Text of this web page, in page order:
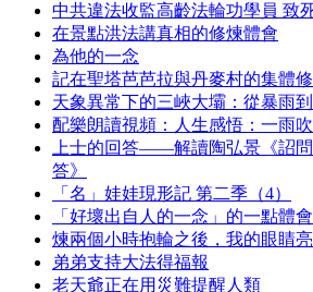
中共違法收監高齡法輪功學員 致
在景點洪法講真相的修煉體會
為他的一念
記在聖塔芭芭拉與丹麥村的集體
天象異常下的三峽大壩：從暴雨
配樂朗讀視頻：人生感悟：一雨
上士的回答——解讀陶弘景《詔
答》
「名」娃娃現形記 第二季（4）
「好壞出自人的一念」的一點體會
煉兩個小時抱輪之後，我的眼睛
弟弟支持大法得福報
老天爺正在用災難提醒人類